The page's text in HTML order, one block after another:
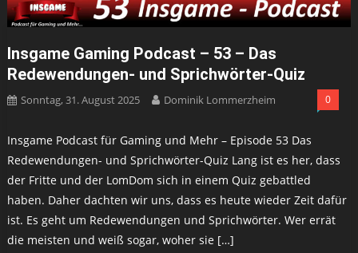
Insgame Gaming Podcast – 53 – Das
Redewendungen- und Sprichwörter-Quiz
Sonntag, 31. August 2025 Dominik Lommerzheim 0
Insgame Podcast für Gaming und Mehr – Episode 53 Das
Redewendungen- und Sprichwörter-Quiz Lang ist es her, dass
der Fritte und der LomDom sich in einem Quiz gebattled
haben. Daher dachten wir uns, dass es heute wieder Zeit dafür
ist. Es geht um Redewendungen und Sprichwörter. Wer errät
die meisten und weiß sogar, woher sie […]